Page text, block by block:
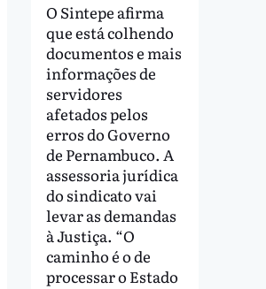
O Sintepe afirma
que está colhendo
documentos e mais
informações de
servidores
afetados pelos
erros do Governo
de Pernambuco. A
assessoria jurídica
do sindicato vai
levar as demandas
à Justiça. “O
caminho é o de
processar o Estado